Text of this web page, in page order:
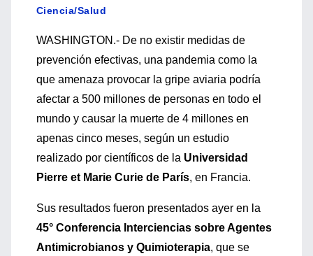
Ciencia/Salud
WASHINGTON.- De no existir medidas de
prevención efectivas, una pandemia como la
que amenaza provocar la gripe aviaria podría
afectar a 500 millones de personas en todo el
mundo y causar la muerte de 4 millones en
apenas cinco meses, según un estudio
realizado por científicos de la Universidad
Pierre et Marie Curie de París, en Francia.
Sus resultados fueron presentados ayer en la
45° Conferencia Interciencias sobre Agentes
Antimicrobianos y Quimioterapia, que se